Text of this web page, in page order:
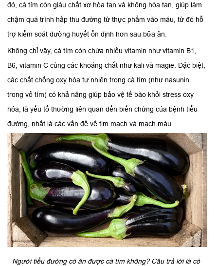
đó, cà tím còn giàu chất xơ hòa tan và không hòa tan, giúp làm
chậm quá trình hấp thu đường từ thực phẩm vào máu, từ đó hỗ
trợ kiểm soát đường huyết ổn định hơn sau bữa ăn.
Không chỉ vậy, cà tím còn chứa nhiều vitamin như vitamin B1,
B6, vitamin C cùng các khoáng chất như kali và magie. Đặc biệt,
các chất chống oxy hóa tự nhiên trong cà tím (như nasunin
trong vỏ tím) có khả năng giúp bảo vệ tế bào khỏi stress oxy
hóa, là yếu tố thường liên quan đến biến chứng của bệnh tiểu
đường, nhất là các vấn đề về tim mạch và mạch máu.
Người tiểu đường có ăn được cà tím không? Câu trả lời là có